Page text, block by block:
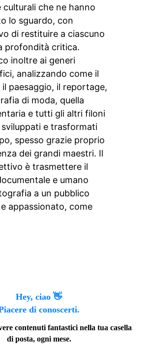
culturali che ne hanno
lo sguardo, con
di restituire a ciascuno
profondità critica.
inoltre ai generi
analizzando come il
paesaggio, il reportage,
di moda, quella
e tutti gli altri filoni
sviluppati e trasformati
spesso grazie proprio
dei grandi maestri. Il
è trasmettere il
e umano
a un pubblico
appassionato, come
Hey, ciao 👋
di conoscerti.
contenuti fantastici nella tua casella
di posta, ogni mese.